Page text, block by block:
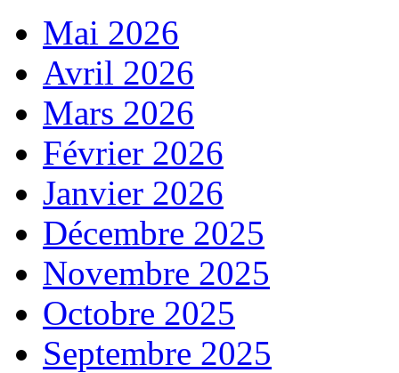
Mai 2026
Avril 2026
Mars 2026
Février 2026
Janvier 2026
Décembre 2025
Novembre 2025
Octobre 2025
Septembre 2025